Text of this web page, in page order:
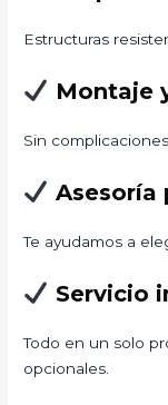
Estructuras
Montaje
Sin
Asesoría
Te ayudamos a
Servicio
Todo en un solo
opcionales.